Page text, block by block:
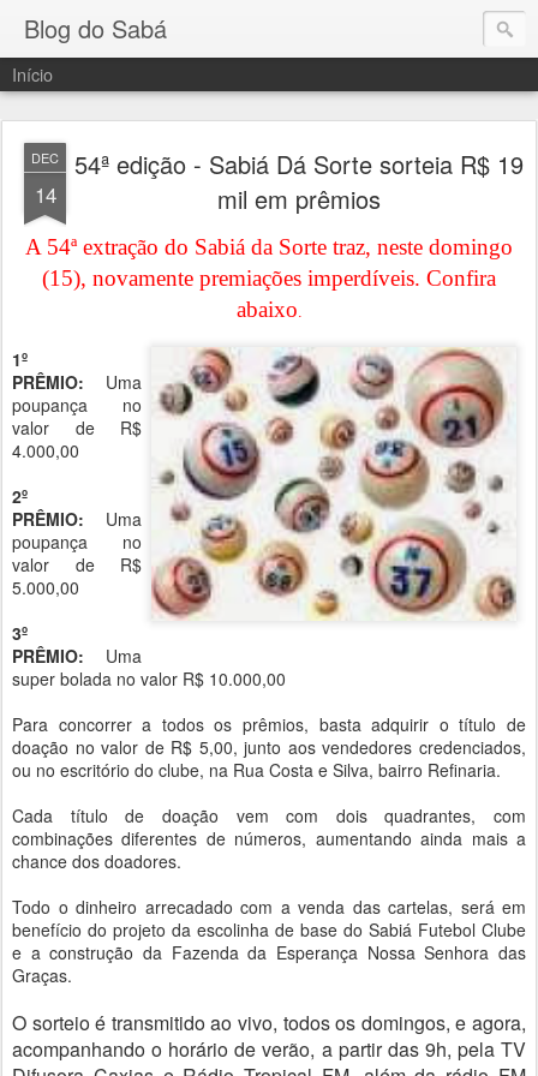
Blog do Sabá
Início
DEC
14
54ª edição - Sabiá Dá Sorte sorteia R$ 19
mil em prêmios
A 54ª extração do Sabiá da Sorte traz, neste domingo
(15), novamente premiações imperdíveis. Confira
abaixo.
1º
PRÊMIO: Uma
poupança no
valor de R$
4.000,00
2º
PRÊMIO: Uma
poupança no
valor de R$
5.000,00
3º
PRÊMIO: Uma
super bolada no valor R$ 10.000,00
Para concorrer a todos os prêmios, basta adquirir o título de
doação no valor de R$ 5,00, junto aos vendedores credenciados,
ou no escritório do clube, na Rua Costa e Silva, bairro Refinaria.
Cada título de doação vem com dois quadrantes, com
combinações diferentes de números, aumentando ainda mais a
chance dos doadores.
Todo o dinheiro arrecadado com a venda das cartelas, será em
benefício do projeto da escolinha de base do Sabiá Futebol Clube
e a construção da Fazenda da Esperança Nossa Senhora das
Graças.
O sorteio é transmitido ao vivo, todos os domingos, e agora,
acompanhando o horário de verão, a partir das 9h, pela TV